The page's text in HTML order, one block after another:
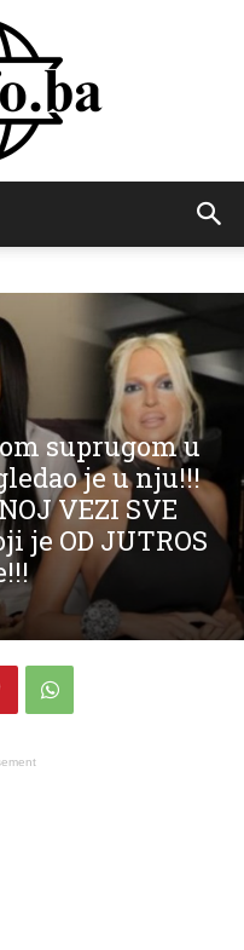
suprugom u
je u nju!!!
VEZI SVE
je OD JUTROS